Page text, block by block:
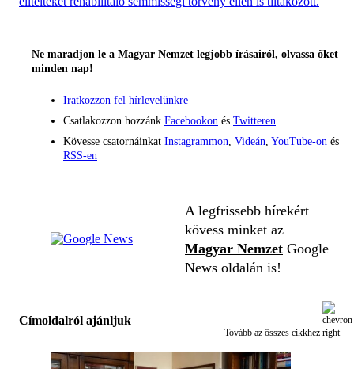
Ne maradjon le a Magyar Nemzet legjobb írásairól, olvassa őket
minden nap!
Iratkozzon fel hírlevelünkre
Csatlakozzon hozzánk Facebookon és Twitteren
Kövesse csatornáinkat Instagrammon, Videán, YouTube-on és
RSS-en
A legfrissebb hírekért
kövess minket az
Magyar Nemzet Google
News oldalán is!
Címoldalról ajánljuk
Tovább az összes cikkhez